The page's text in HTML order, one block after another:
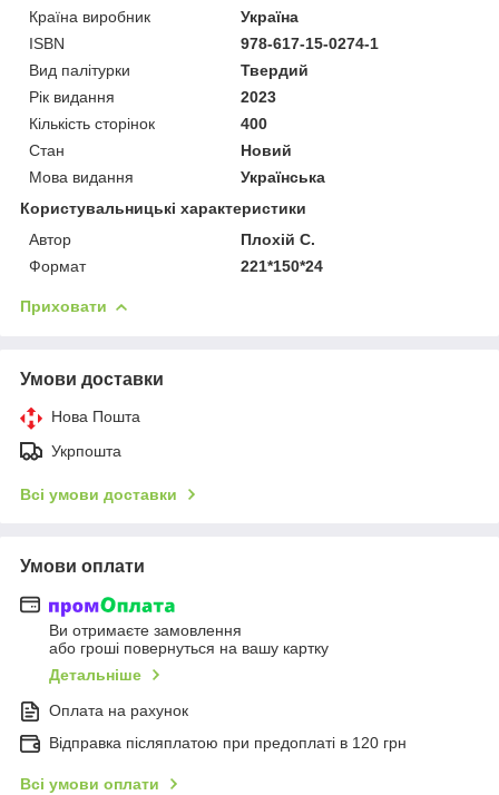
Країна виробник
Україна
ISBN
978-617-15-0274-1
Вид палітурки
Твердий
Рік видання
2023
Кількість сторінок
400
Стан
Новий
Мова видання
Українська
Користувальницькі характеристики
Автор
Плохій С.
Формат
221*150*24
Приховати
Умови доставки
Нова Пошта
Укрпошта
Всі умови доставки
Умови оплати
Ви отримаєте замовлення
або гроші повернуться на вашу картку
Детальніше
Оплата на рахунок
Відправка післяплатою при предоплаті в 120 грн
Всі умови оплати